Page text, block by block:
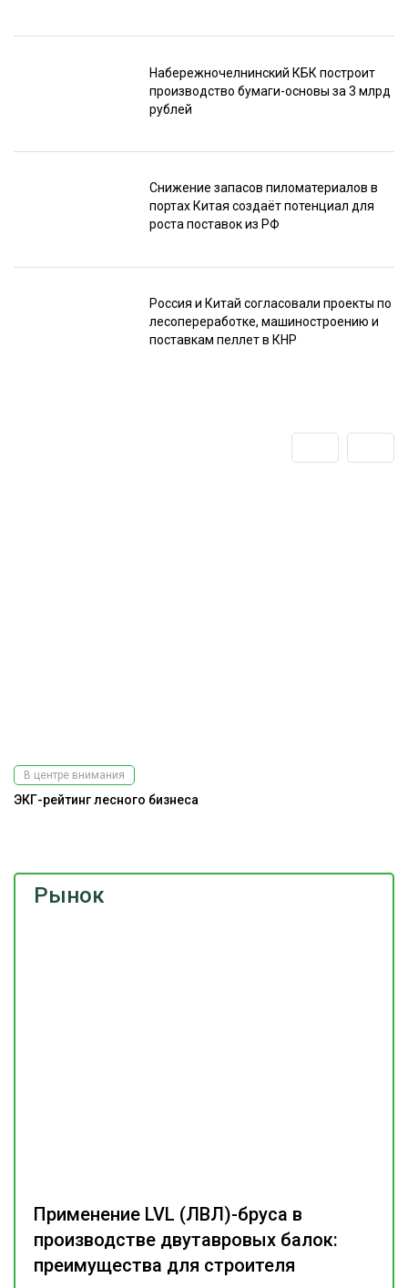
Набережночелнинский КБК построит
производство бумаги-основы за 3 млрд
рублей
Снижение запасов пиломатериалов в
портах Китая создаёт потенциал для
роста поставок из РФ
Россия и Китай согласовали проекты по
лесопереработке, машиностроению и
поставкам пеллет в КНР
Рынок
Применение LVL (ЛВЛ)-бруса в
производстве двутавровых балок:
преимущества для строителя
В центре внимания
ЭКГ-рейтинг лесного бизнеса